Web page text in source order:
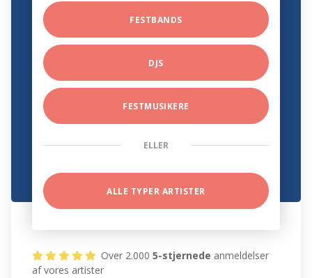
FESTBANDS
DJS
FESTMUSIKERE
ELLER
ALLE TYPER ARTISTER
Over 2.0005-stjernede anmeldelser
af vores artister